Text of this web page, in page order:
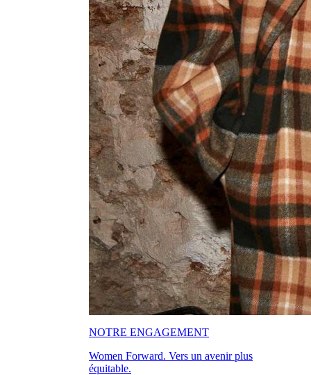
NOTRE ENGAGEMENT
Women Forward. Vers un avenir plus
équitable.